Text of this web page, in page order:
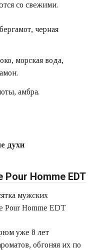
со свежими.
черная
морская вода,
амбра.
духи
Pour Homme EDT
уже 8 лет
обгоняя их по